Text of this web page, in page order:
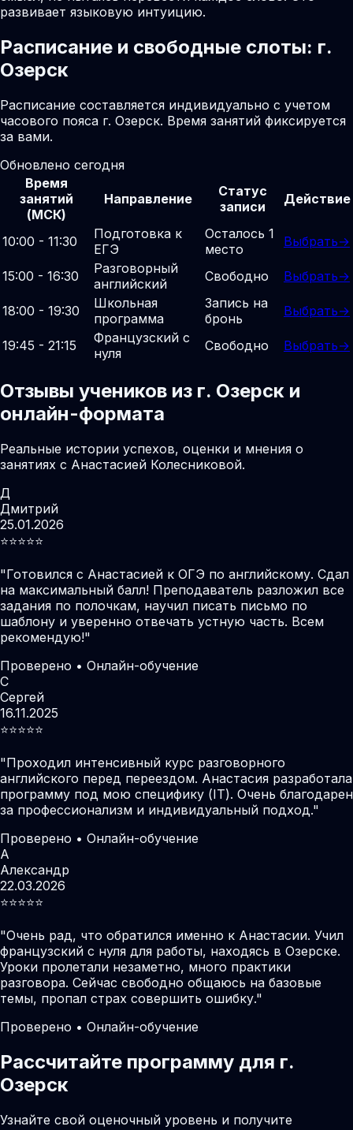
развивает языковую интуицию.
Расписание и свободные слоты: г.
Озерск
Расписание составляется индивидуально с учетом
часового пояса г. Озерск. Время занятий фиксируется
за вами.
Обновлено сегодня
Время
занятий
(МСК)
Направление
Статус
записи
Действие
10:00 - 11:30
Подготовка к
ЕГЭ
Осталось 1
место
Выбрать→
15:00 - 16:30
Разговорный
английский
Свободно Выбрать→
18:00 - 19:30
Школьная
программа
Запись на
бронь
Выбрать→
19:45 - 21:15
Французский с
нуля
Свободно Выбрать→
Отзывы учеников из г. Озерск и
онлайн-формата
Реальные истории успехов, оценки и мнения о
занятиях с Анастасией Колесниковой.
Д
Дмитрий
25.01.2026
⭐️⭐️⭐️⭐️⭐️
"Готовился с Анастасией к ОГЭ по английскому. Сдал
на максимальный балл! Преподаватель разложил все
задания по полочкам, научил писать письмо по
шаблону и уверенно отвечать устную часть. Всем
рекомендую!"
Проверено • Онлайн-обучение
С
Сергей
16.11.2025
⭐️⭐️⭐️⭐️⭐️
"Проходил интенсивный курс разговорного
английского перед переездом. Анастасия разработала
программу под мою специфику (IT). Очень благодарен
за профессионализм и индивидуальный подход."
Проверено • Онлайн-обучение
А
Александр
22.03.2026
⭐️⭐️⭐️⭐️⭐️
"Очень рад, что обратился именно к Анастасии. Учил
французский с нуля для работы, находясь в Озерске.
Уроки пролетали незаметно, много практики
разговора. Сейчас свободно общаюсь на базовые
темы, пропал страх совершить ошибку."
Проверено • Онлайн-обучение
Рассчитайте программу для г.
Озерск
Узнайте свой оценочный уровень и получите